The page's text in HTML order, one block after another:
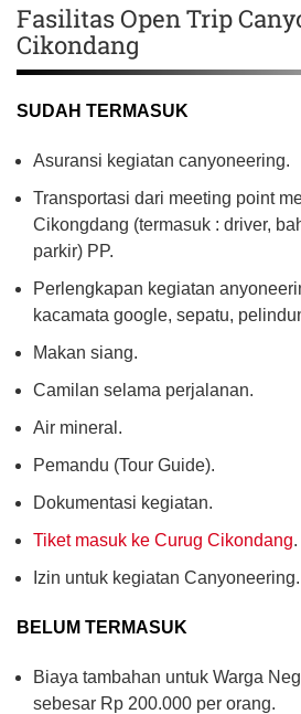
Fasilitas Open Trip
Cikondang
SUDAH TERMASUK
Asuransi kegiatan canyoneering.
Transportasi dari meeting point
Cikongdang (termasuk : driver,
parkir) PP.
Perlengkapan kegiatan
kacamata google, sepatu,
Makan siang.
Camilan selama perjalanan.
Air mineral.
Pemandu (Tour Guide).
Dokumentasi kegiatan.
Tiket masuk ke Curug Cikondang.
Izin untuk kegiatan Canyoneering.
BELUM TERMASUK
Biaya tambahan untuk Warga
sebesar Rp 200.000 per orang.